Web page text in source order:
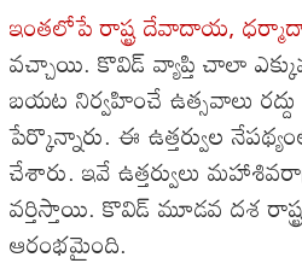
ఇంతలోపే రాష్ట్ర దేవాదాయ,
వచ్చాయి. కొవిడ్ వ్యాప్తి చాలా
బయట నిర్వహించే ఉత్సవాలు
పేర్కొన్నారు. ఈ ఉత్తర్వుల
చేశారు. ఇవే ఉత్తర్వులు
వర్తిస్తాయి. కొవిడ్ మూడవ దశ
ఆరంభమైంది.